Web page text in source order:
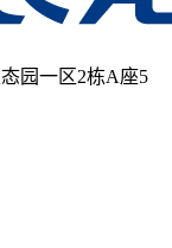
园一区2栋A座5